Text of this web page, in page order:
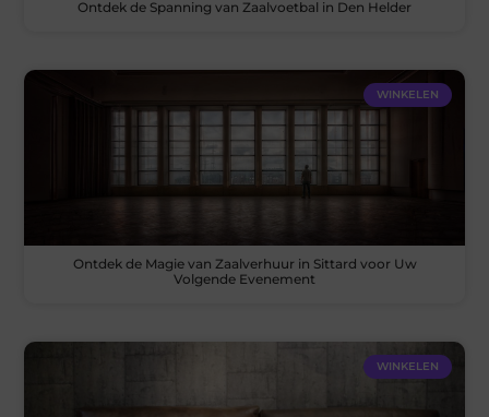
Ontdek de Spanning van Zaalvoetbal in Den Helder
WINKELEN
Ontdek de Magie van Zaalverhuur in Sittard voor Uw
Volgende Evenement
WINKELEN